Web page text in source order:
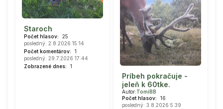
Staroch
Počet hlasov:
25
posledný: 2.8.2026 15:14
Počet komentárov:
1
posledný: 29.7.2026 17:44
Zobrazené dnes:
1
Príbeh pokračuje -
jeleň k 60tke.
Autor:TomiBB
Počet hlasov:
16
posledný: 3.8.2026 5:39